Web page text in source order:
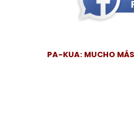
PA-KUA: MUCHO